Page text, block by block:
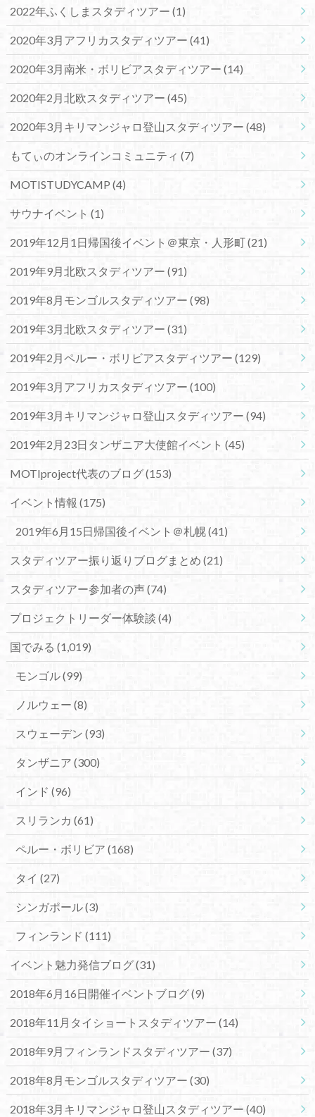
2022年ふくしまスタディツアー (1)
2020年3月アフリカスタディツアー (41)
2020年3月南米・ボリビアスタディツアー (14)
2020年2月北欧スタディツアー (45)
2020年3月キリマンジャロ登山スタディツアー (48)
もてぃのオンラインコミュニティ (7)
MOTISTUDYCAMP (4)
サウナイベント (1)
2019年12月1日帰国後イベント＠東京・人形町(21)
2019年9月北欧スタディツアー (91)
2019年8月モンゴルスタディツアー (98)
2019年3月北欧スタディツアー (31)
2019年2月ペルー・ボリビアスタディツアー (129)
2019年3月アフリカスタディツアー (100)
2019年3月キリマンジャロ登山スタディツアー (94)
2019年2月23日タンザニア大使館イベント (45)
MOTIproject代表のブログ(153)
イベント情報 (175)
2019年6月15日帰国後イベント＠札幌(41)
スタディツアー振り返りブログまとめ (21)
スタディツアー参加者の声(74)
プロジェクトリーダー体験談 (4)
国でみる (1,019)
モンゴル(99)
ノルウェー (8)
スウェーデン (93)
タンザニア (300)
インド (96)
スリランカ (61)
ペルー・ボリビア (168)
タイ (27)
シンガポール(3)
フィンランド (111)
イベント魅力発信ブログ(31)
2018年6月16日開催イベントブログ(9)
2018年11月タイショートスタディツアー (14)
2018年9月フィンランドスタディツアー (37)
2018年8月モンゴルスタディツアー (30)
2018年3月キリマンジャロ登山スタディツアー (40)